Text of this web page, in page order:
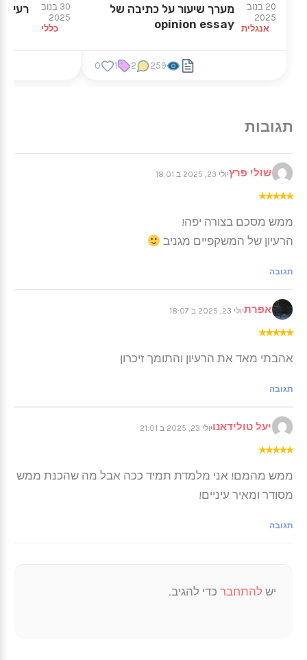
20 בנוב
2025
אנגלית
מערך שיעור על כתיבה של
opinion essay
259
2
1
0
30 בנוב
2025
כללי
שולי פרץיולי 23, 2025 ב 18:01
★
★
★
★
★
ממש מסכם בצורה יפה!
הרעיון של המשקפיים מגניב
תגובה
אפרתיולי 23, 2025 ב 18:07
★
★
★
★
★
אהבתי מאד את הרעיון והתומך זיכרון
תגובה
יעל טולידאנויולי 23, 2025 ב 21:01
★
★
★
★
★
ממש מהמם! אני מלמדת תמיד ככה אבל מה שהכנת ממש
מסודר ומאיר עיניים!
תגובה
יש להתחבר כדי להגיב.